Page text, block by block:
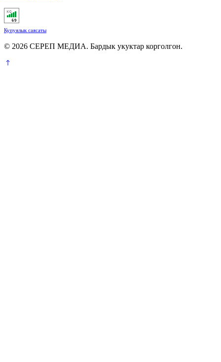
Купуялык саясаты
© 2026 СЕРЕП МЕДИА. Бардык укуктар корголгон.